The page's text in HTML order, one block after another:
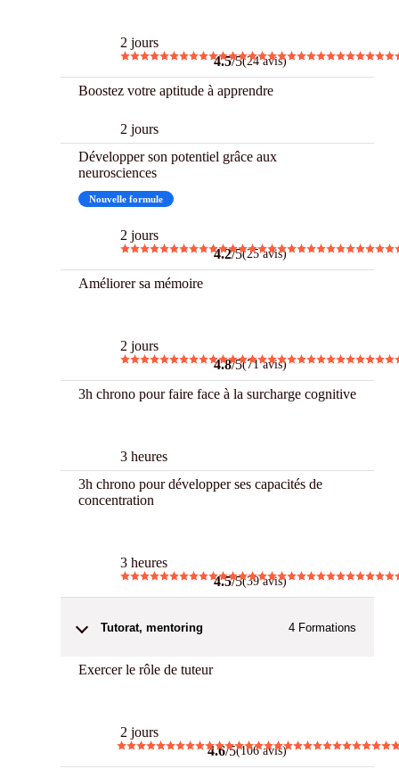
2 jours
4.5/5(24 avis)
Boostez votre aptitude à apprendre
2 jours
Développer son potentiel grâce aux
neurosciences
Nouvelle formule
2 jours
4.2/5(25 avis)
Améliorer sa mémoire
2 jours
4.8/5(71 avis)
3h chrono pour faire face à la surcharge cognitive
3 heures
3h chrono pour développer ses capacités de
concentration
3 heures
4.5/5(39 avis)
Tutorat, mentoring 4 Formations
Exercer le rôle de tuteur
2 jours
4.6/5(106 avis)